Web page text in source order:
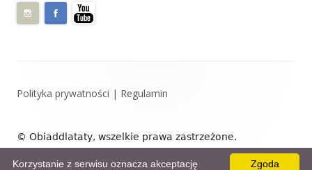
stopki
Polityka prywatności | Regulamin
© Obiaddlataty, wszelkie prawa zastrzeżone.
Zgoda
Korzystanie z serwisu oznacza akceptację